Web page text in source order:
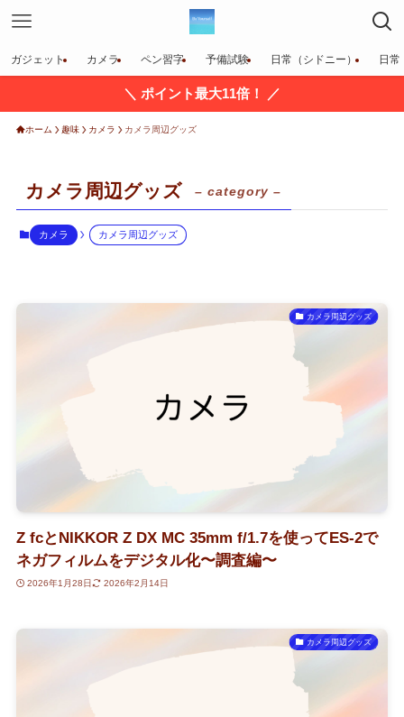
ガジェット カメラ ペン習字 予備試験 日常（シドニー） 日常
＼ ポイント最大11倍！ ／
ホーム 趣味 カメラ カメラ周辺グッズ
カメラ周辺グッズ – category –
カメラ カメラ周辺グッズ
カメラ周辺グッズ
Z fcとNIKKOR Z DX MC 35mm f/1.7を使ってES-2で
ネガフィルムをデジタル化〜調査編〜
2026年1月28日 2026年2月14日
カメラ周辺グッズ